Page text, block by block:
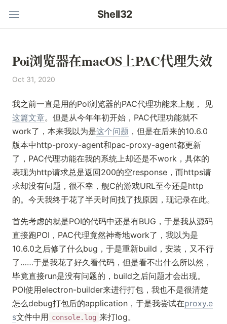
Shell32
Poi浏览器在macOS上PAC代理失效
Oct 31, 2020
我之前一直是用的Poi浏览器的PAC代理功能来上舰， 见
这篇文章。但是从今年年初开始，PAC代理功能就不
work了，本来我以为是这个问题 ，但是在后来的10.6.0
版本中http-proxy-agent和pac-proxy-agent都更新
了，PAC代理功能在我的系统上却还是不work，具体的
表现为http请求总是返回200的空response，而https请
求却没有问题，很不幸，舰C的游戏URL至今还是http
的。今天我终于花了半天时间找了找原因，现记录在此。
首先考虑的就是POI的代码中还是有BUG，于是我从源码
直接跑POI，PAC代理竟然神奇地work了，我以为是
10.6.0之后修了什么bug，于是重新build，安装，又不行
了……于是我花了好久看代码，但是看不出什么所以然，
毕竟直接run是没有问题的，build之后问题才会出现。
POI使用electron-builder来进行打包，我也不是很清楚
怎么debug打包后的application，于是我尝试在proxy.e
s文件中用 console.log 来打log。